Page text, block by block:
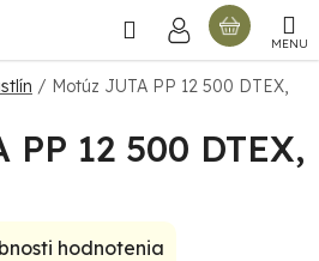
Hľadať
/ Motúz JUTA PP 12 500 DTEX,
12 500 DTEX,
hodnotenia